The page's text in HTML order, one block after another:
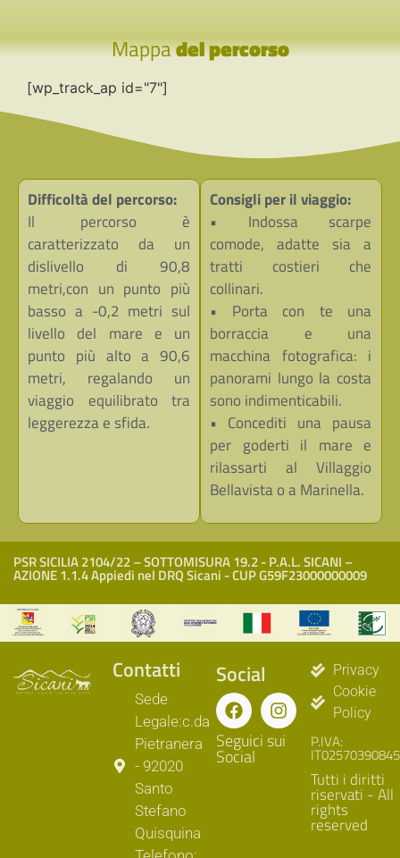
Mappadel percorso
[wp_track_ap id="7"]
Difficoltà del percorso:
Il percorso è
caratterizzato da un
dislivello di 90,8
metri,con un punto più
basso a -0,2 metri sul
livello del mare e un
punto più alto a 90,6
metri, regalando un
viaggio equilibrato tra
leggerezza e sfida.
Consigli per il viaggio:
• Indossa scarpe
comode, adatte sia a
tratti costieri che
collinari.
• Porta con te una
borraccia e una
macchina fotografica: i
panorami lungo la costa
sono indimenticabili.
• Concediti una pausa
per goderti il mare e
rilassarti al Villaggio
Bellavista o a Marinella.
PSR SICILIA 2104/22 – SOTTOMISURA 19.2 - P.A.L. SICANI –
AZIONE 1.1.4 Appiedi nel DRQ Sicani - CUP G59F23000000009
Contatti
Sede
Legale:c.da
Pietranera
- 92020
Santo
Stefano
Quisquina
Social
Seguici sui
Social
Privacy
Cookie
Policy
P.IVA:
IT02570390845
Tutti i diritti
riservati - All
rights
reserved